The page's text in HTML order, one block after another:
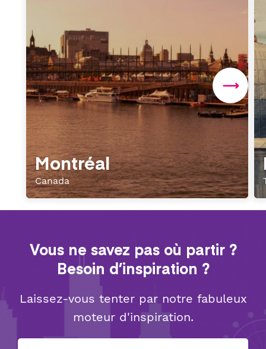
Montréal
Canada
Vous ne savez pas où partir ?
Besoin d’inspiration ?
Laissez-vous tenter par notre fabuleux
moteur d'inspiration.